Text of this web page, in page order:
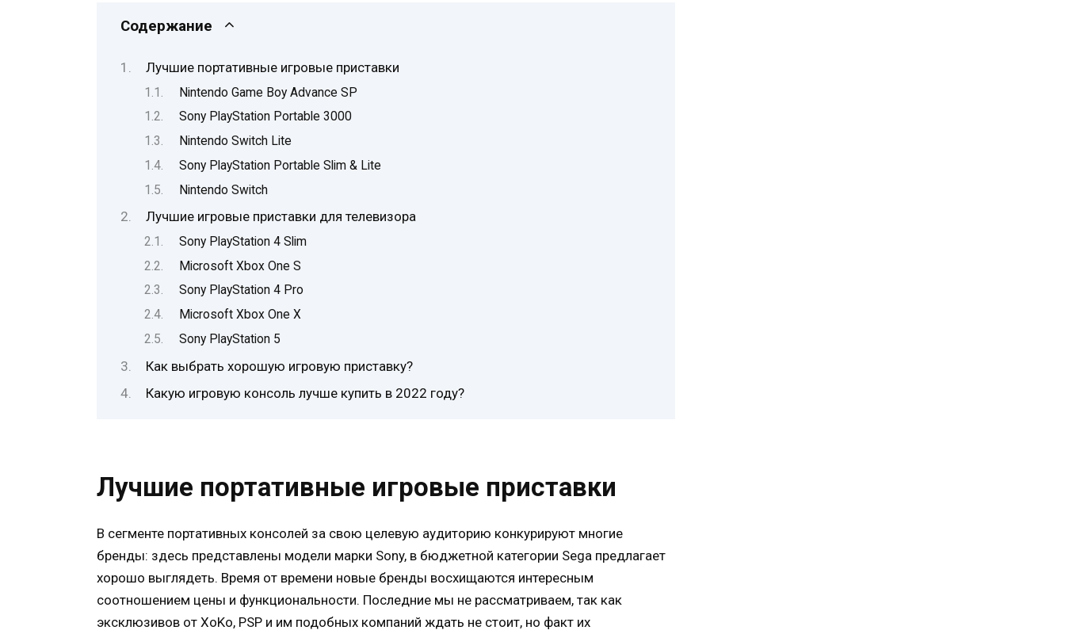
Содержание
Лучшие портативные игровые приставки
Nintendo Game Boy Advance SP
Sony PlayStation Portable 3000
Nintendo Switch Lite
Sony PlayStation Portable Slim & Lite
Nintendo Switch
Лучшие игровые приставки для телевизора
Sony PlayStation 4 Slim
Microsoft Xbox One S
Sony PlayStation 4 Pro
Microsoft Xbox One X
Sony PlayStation 5
Как выбрать хорошую игровую приставку?
Какую игровую консоль лучше купить в 2022 году?
Лучшие портативные игровые приставки
В сегменте портативных консолей за свою целевую аудиторию конкурируют многие
бренды: здесь представлены модели марки Sony, в бюджетной категории Sega предлагает
хорошо выглядеть. Время от времени новые бренды восхищаются интересным
соотношением цены и функциональности. Последние мы не рассматриваем, так как
эксклюзивов от XoKo, PSP и им подобных компаний ждать не стоит, но факт их